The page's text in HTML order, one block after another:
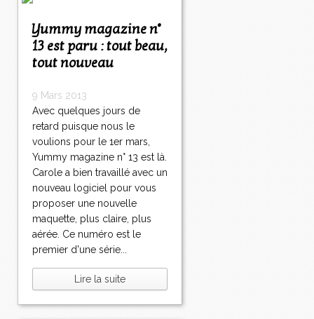
Yummy magazine n°
13 est paru : tout beau,
tout nouveau
9 Mars 2013
Avec quelques jours de
retard puisque nous le
voulions pour le 1er mars,
Yummy magazine n° 13 est là.
Carole a bien travaillé avec un
nouveau logiciel pour vous
proposer une nouvelle
maquette, plus claire, plus
aérée. Ce numéro est le
premier d'une série...
Lire la suite